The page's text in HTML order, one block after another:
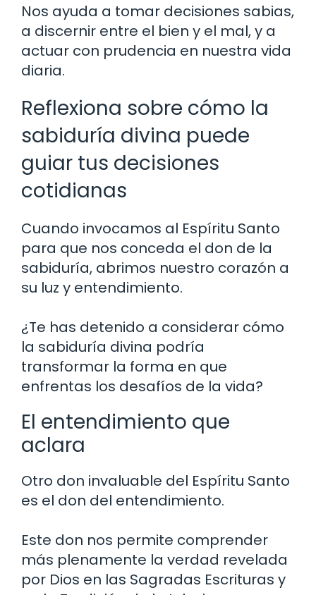
Nos ayuda a tomar decisiones sabias,
a discernir entre el bien y el mal, y a
actuar con prudencia en nuestra vida
diaria.
Reflexiona sobre cómo la
sabiduría divina puede
guiar tus decisiones
cotidianas
Cuando invocamos al Espíritu Santo
para que nos conceda el don de la
sabiduría, abrimos nuestro corazón a
su luz y entendimiento.
¿Te has detenido a considerar cómo
la sabiduría divina podría
transformar la forma en que
enfrentas los desafíos de la vida?
El entendimiento que
aclara
Otro don invaluable del Espíritu Santo
es el don del entendimiento.
Este don nos permite comprender
más plenamente la verdad revelada
por Dios en las Sagradas Escrituras y